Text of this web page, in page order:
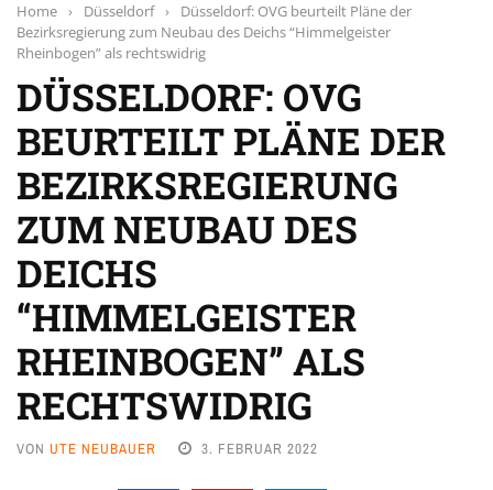
Home › Düsseldorf ›
Düsseldorf: OVG beurteilt Pläne der
Bezirksregierung zum Neubau des Deichs “Himmelgeister
Rheinbogen” als rechtswidrig
DÜSSELDORF: OVG
BEURTEILT PLÄNE DER
BEZIRKSREGIERUNG
ZUM NEUBAU DES
DEICHS
“HIMMELGEISTER
RHEINBOGEN” ALS
RECHTSWIDRIG
VON UTE NEUBAUER 3. FEBRUAR 2022